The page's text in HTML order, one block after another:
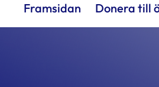
Framsidan Donera till